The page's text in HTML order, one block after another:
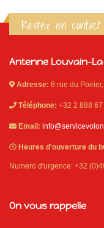
Rester en contact
Antenne Louvain-
Adresse: 8 rue du
Téléphone: +32 2 888 67
Email:
Heures d'ouverture du
Numero d'urgence: +32
On vous rappelle
Brésil
VietNam
Groupe